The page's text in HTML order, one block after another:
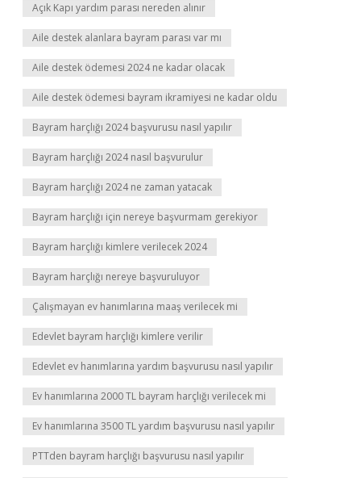
Açık Kapı yardım parası nereden alınır
Aile destek alanlara bayram parası var mı
Aile destek ödemesi 2024 ne kadar olacak
Aile destek ödemesi bayram ikramiyesi ne kadar oldu
Bayram harçlığı 2024 başvurusu nasıl yapılır
Bayram harçlığı 2024 nasıl başvurulur
Bayram harçlığı 2024 ne zaman yatacak
Bayram harçlığı için nereye başvurmam gerekiyor
Bayram harçlığı kimlere verilecek 2024
Bayram harçlığı nereye başvuruluyor
Çalışmayan ev hanımlarına maaş verilecek mi
Edevlet bayram harçlığı kimlere verilir
Edevlet ev hanımlarına yardım başvurusu nasıl yapılır
Ev hanımlarına 2000 TL bayram harçlığı verilecek mi
Ev hanımlarına 3500 TL yardım başvurusu nasıl yapılır
PTTden bayram harçlığı başvurusu nasıl yapılır